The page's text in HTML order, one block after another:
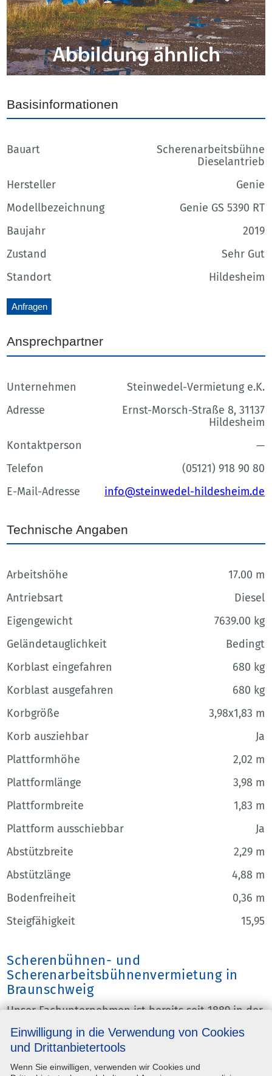
Basisinformationen
Bauart
Scherenarbeitsbühne
Dieselantrieb
Hersteller
Genie
Modellbezeichnung
Genie GS 5390 RT
Baujahr
2019
Zustand
Sehr Gut
Standort
Hildesheim
Anfragen
Ansprechpartner
Unternehmen
Steinwedel-Vermietung e.K.
Adresse
Ernst-Morsch-Straße 8, 31137
Hildesheim
Kontaktperson
—
Telefon
(05121) 918 90 80
E-Mail-Adresse
info@steinwedel-hildesheim.de
Technische Angaben
Arbeitshöhe
17.00 m
Antriebsart
Diesel
Eigengewicht
7639.00 kg
Geländetauglichkeit
Bedingt
Korblast eingefahren
680 kg
Korblast ausgefahren
680 kg
Korbgröße
3,98x1,83 m
Korb ausziehbar
Ja
Plattformhöhe
2,02 m
Plattformlänge
3,98 m
Plattformbreite
1,83 m
Plattform ausschiebbar
Ja
Abstützbreite
2,29 m
Abstützlänge
4,88 m
Bodenfreiheit
0,36 m
Steigfähigkeit
15,95
Scherenbühnen- und
Scherenarbeitsbühnenvermietung in
Braunschweig
Unser Fachunternehmen ist bereits seit 1889 in der
Erfahrung. Wir beraten Sie ausführlich und
empfehlen Ihnen eine passende Scherenbühne für
oder anderswo. Schicken Sie uns einfach eine
Einwilligung in die Verwendung von Cookies
und Drittanbietertools
Wenn Sie einwilligen, verwenden wir Cookies und